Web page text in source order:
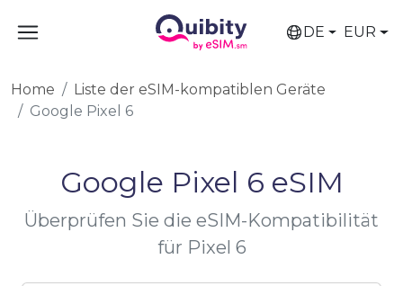
DE EUR
Home
Liste der eSIM-kompatiblen Geräte
Google Pixel 6
Google Pixel 6 eSIM
Überprüfen Sie die eSIM-Kompatibilität
für Pixel 6